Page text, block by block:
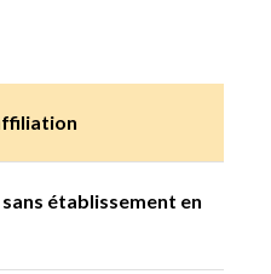
établissement en